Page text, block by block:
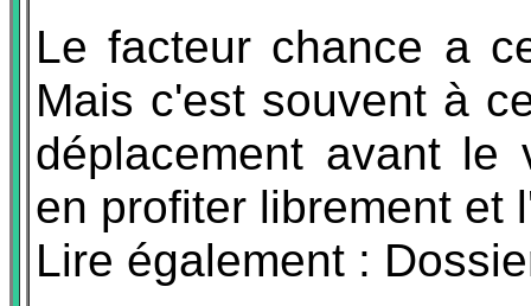
Le facteur chance a
Mais c'est souvent à
déplacement avant le
en profiter librement et
Lire également :